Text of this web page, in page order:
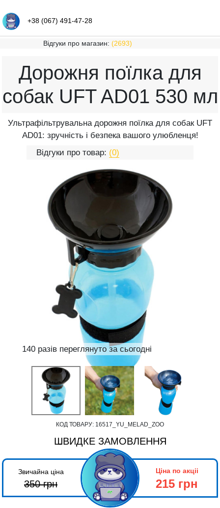
+38 (067) 491-47-28
Відгуки про магазин: (2693)
Дорожня поїлка для
собак UFT AD01 530 мл
Ультрафільтрувальна дорожня поїлка для собак UFT
AD01: зручність і безпека вашого улюбленця!
Відгуки про товар: (0)
140 разів переглянуто за сьогодні
КОД ТОВАРУ: 16517_YU_MELAD_ZOO
ШВИДКЕ ЗАМОВЛЕННЯ
Звичайна ціна
350грн
Ціна по акціі
215 грн